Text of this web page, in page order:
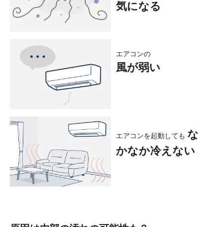
気になる
エアコンの
風が弱い
エアコンを起動しても な
かなか冷えない